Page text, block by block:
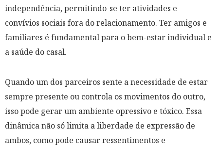
independência, permitindo-se ter atividades e
convívios sociais fora do relacionamento. Ter amigos e
familiares é fundamental para o bem-estar individual e
a saúde do casal.
Quando um dos parceiros sente a necessidade de estar
sempre presente ou controla os movimentos do outro,
isso pode gerar um ambiente opressivo e tóxico. Essa
dinâmica não só limita a liberdade de expressão de
ambos, como pode causar ressentimentos e